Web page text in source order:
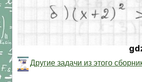
Другие задачи из этого